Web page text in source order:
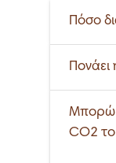
Πόσο
Πονάει
Μπορώ
CO2 το